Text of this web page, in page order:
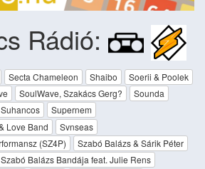
Rádió:
Secta Chameleon Shaibo
Soerii & Poolek
SoulWave, Szakács Gerg?
Sounda
Suhancos
Supernem
Love Band
Svnseas
(SZ4P)
Szabó Balázs & Sárik Péter
Szabó Balázs Bandája feat. Julie Rens